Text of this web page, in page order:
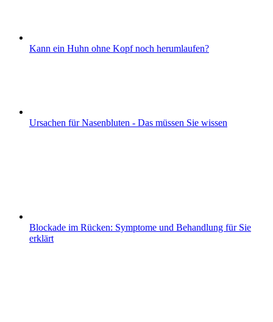
Kann ein Huhn ohne Kopf noch herumlaufen?
Ursachen für Nasenbluten - Das müssen Sie wissen
Blockade im Rücken: Symptome und Behandlung für Sie
erklärt